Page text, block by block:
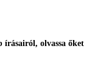
írásairól, olvassa őket